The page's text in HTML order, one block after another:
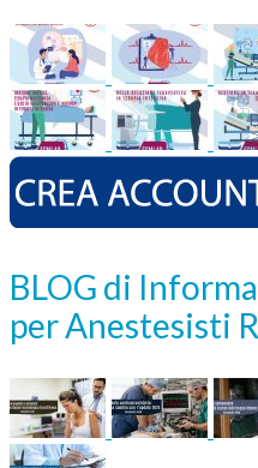
BLOG di
per Anestesisti